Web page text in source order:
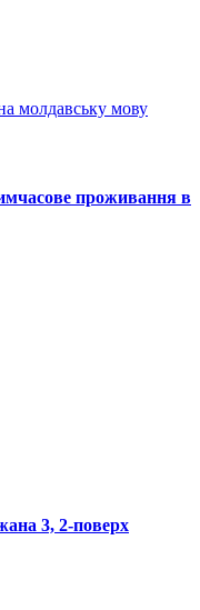
молдавську мову
проживання в
3, 2-поверх